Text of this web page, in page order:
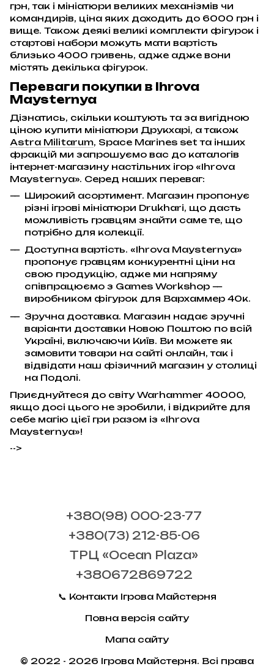
грн, так і мініатюри великих механізмів чи
командирів, ціна яких доходить до 6000 грн і
вище. Також деякі великі комплекти фігурок і
стартові набори можуть мати вартість
близько 4000 гривень, адже адже вони
містять декілька фігурок.
Переваги покупки в Ihrova
Maysternya
Дізнатись, скільки коштують та за вигідною
ціною купити мініатюри Друкхарі, а також
Astra Militarum, Space Marines set та інших
фракцій ми запрошуємо вас до каталогів
інтернет-магазину настільних ігор «Ihrova
Maysternya». Серед наших переваг:
Широкий асортимент. Магазин пропонує
різні ігрові мініатюри Drukhari, що дасть
можливість гравцям знайти саме те, що
потрібно для колекції.
Доступна вартість. «Ihrova Maysternya»
пропонує гравцям конкурентні ціни на
свою продукцію, адже ми напряму
співпрацюємо з Games Workshop —
виробником фігурок для Вархаммер 40к.
Зручна доставка. Магазин надає зручні
варіанти доставки Новою Поштою по всій
Україні, включаючи Київ. Ви можете як
замовити товари на сайті онлайн, так і
відвідати наш фізичний магазин у столиці
на Подолі.
Приєднуйтеся до світу Warhammer 40000,
якщо досі цього не зробили, і відкрийте для
себе магію цієї гри разом із «Ihrova
Maysternya»!
-->
+380(98) 000-23-77
+380(73) 212-85-06
ТРЦ «Ocean Plaza»
+380672869722
📞 Контакти Ігрова Майстерня
Повна версія сайту
Мапа сайту
© 2022 - 2026 Ігрова Майстерня. Всі права